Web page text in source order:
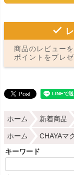
商品のレビュー
ポイントをプレ
ホーム 新着商品
ホーム CHAYAマ
キーワード